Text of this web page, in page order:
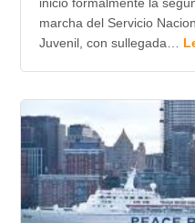
inició formalmente la
marcha del Servicio
Juvenil, con sullegada…